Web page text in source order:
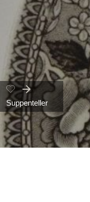
Suppenteller